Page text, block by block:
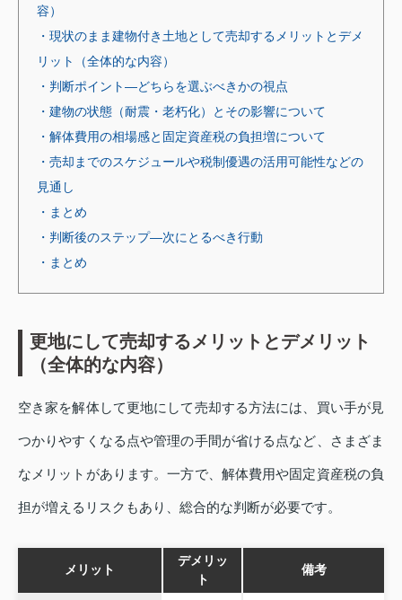
容）
・現状のまま建物付き土地として売却するメリットとデメ
リット（全体的な内容）
・判断ポイント—どちらを選ぶべきかの視点
・建物の状態（耐震・老朽化）とその影響について
・解体費用の相場感と固定資産税の負担増について
・売却までのスケジュールや税制優遇の活用可能性などの
見通し
・まとめ
・判断後のステップ—次にとるべき行動
・まとめ
更地にして売却するメリットとデメリット
（全体的な内容）
空き家を解体して更地にして売却する方法には、買い手が見
つかりやすくなる点や管理の手間が省ける点など、さまざま
なメリットがあります。一方で、解体費用や固定資産税の負
担が増えるリスクもあり、総合的な判断が必要です。
メリット
デメリッ
ト
備考